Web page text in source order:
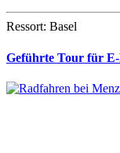
Ressort: Basel
Geführte Tour für